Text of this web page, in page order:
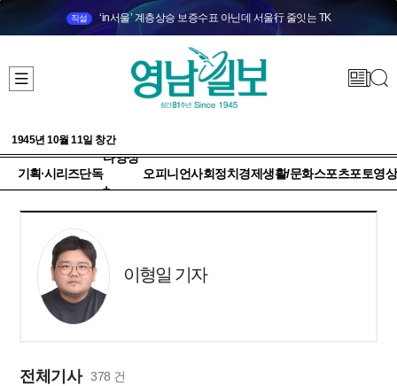
직설 ‘in서울’ 계층상승 보증수표 아닌데 서울行 줄잇는 TK
1945년 10월 11일 창간
기획·시리즈단독
다양성
+
오피니언사회정치 경제생활/문화스포츠포토영상
이형일 기자
전체기사 378 건